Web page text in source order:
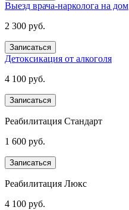
Выезд врача-нарколога на дом
2 300 руб.
Записаться
Детоксикация от алкоголя
4 100 руб.
Записаться
Реабилитация Стандарт
1 600 руб.
Записаться
Реабилитация Люкс
4 100 руб.